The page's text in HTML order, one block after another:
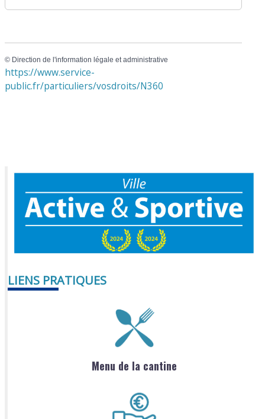
© Direction de l'information légale et administrative
https://www.service-
public.fr/particuliers/vosdroits/N360
LIENS PRATIQUES
Menu de la cantine